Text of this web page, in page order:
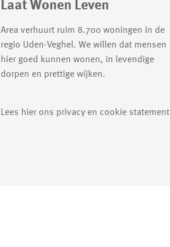
Area verhuurt ruim 8.700 woningen in de
regio Uden-Veghel. We willen dat mensen
hier goed kunnen wonen, in levendige
dorpen en prettige wijken.
Lees hier ons privacy en cookie statement